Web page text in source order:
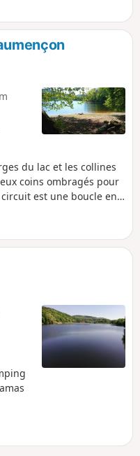
à
sur
du lac et les collines
coins ombragés pour
est une boucle en